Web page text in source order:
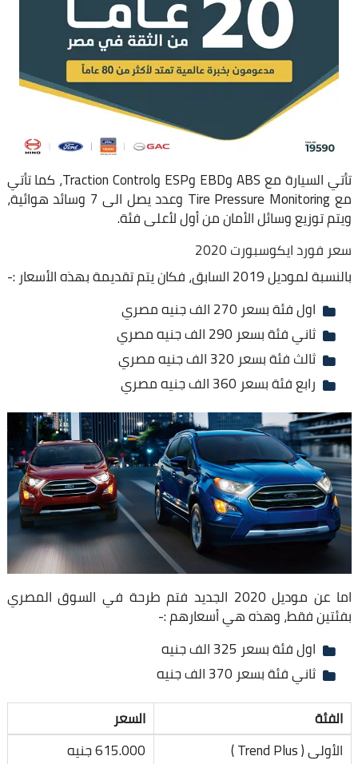
تأتي السيارة مع ABS وEBD وESP وTraction Control، كما تأتي
مع Tire Pressure Monitoring وعدد يصل الى 7 وسائد هوائية،
ويتم توزيع وسائل الأمان من أول لأعلى فئة.
سعر فورد ايكوسبورت 2020
بالنسبة لموديل 2019 السابق، فكان يتم تقديمة بهذه الأسعار :-
اول فئة بسعر 270 الف جنيه مصري
ثاني فئة بسعر 290 الف جنيه مصري
ثالث فئة بسعر 320 الف جنيه مصري
رابع فئة بسعر 360 الف جنيه مصري
اما عن موديل 2020 الجديد فتم طرحة في السوق المصري
بفئتين فقط، وهذه هي أسعارهم :-
اول فئة بسعر 325 الف جنيه
ثاني فئة بسعر 370 الف جنيه
الفئة
السعر
الأولى ( Trend Plus )
615.000 جنيه